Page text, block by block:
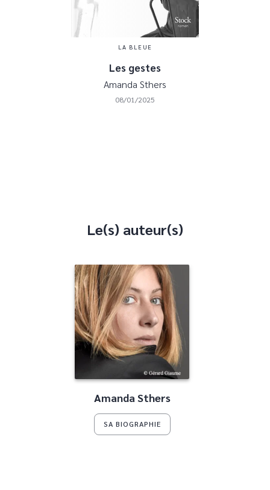
LA BLEUE
Les gestes
Amanda Sthers
08/01/2025
Le(s) auteur(s)
Amanda Sthers
SA BIOGRAPHIE